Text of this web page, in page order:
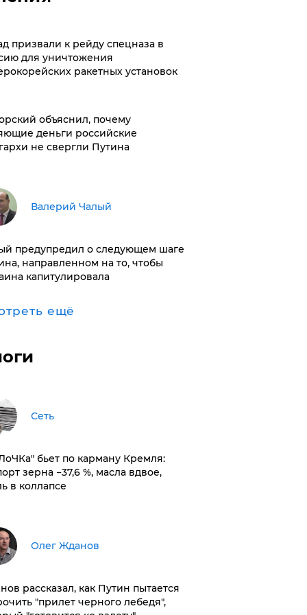
призвали к рейду спецназа в
для уничтожения
ракетных установок
объяснил, почему
деньги российские
не свергли Путина
Валерий Чалый
предупредил о следующем шаге
направленном на то, чтобы
капитулировала
ещё
Сеть
бьет по карману Кремля:
зерна −37,6 %, масла вдвое,
в коллапсе
Олег Жданов
рассказал, как Путин пытается
"прилет черного лебедя",